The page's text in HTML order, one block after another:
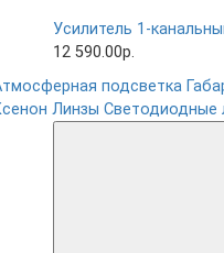
Усилитель 1-
12 590.00р.
подсветка
Линзы Светодиодные